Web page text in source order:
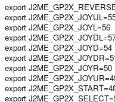
export
export
export J2ME_GP2X_JOYL=56
export
export J2ME_GP2X_JOYD=54
export
export J2ME_GP2X_JOYR=50
export
export
export